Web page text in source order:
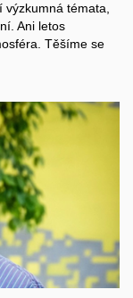
témata,
Ani letos
Těšíme se